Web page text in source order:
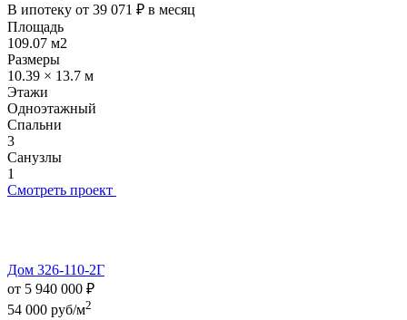
В ипотеку от 39 071 ₽ в месяц
Площадь
109.07 м2
Размеры
10.39 × 13.7 м
Этажи
Одноэтажный
Спальни
3
Санузлы
1
Смотреть проект
Дом 326-110-2Г
от 5 940 000 ₽
54 000 руб/м2